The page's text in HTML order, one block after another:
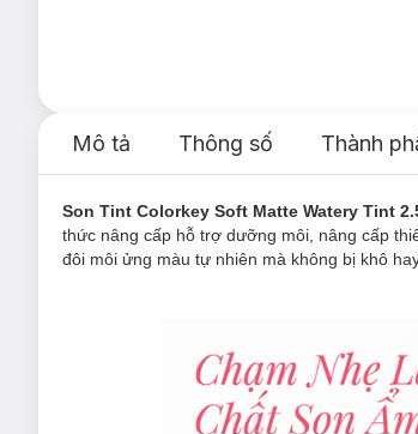
Mô tả Thông số Thành
Son Tint Colorkey Soft Matte Watery Tint
thức nâng cấp hỗ trợ dưỡng môi, nâng cấp
đôi môi ửng màu tự nhiên mà không bị khô